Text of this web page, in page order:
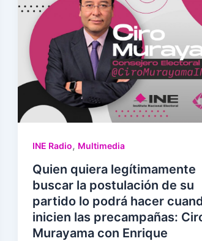
INE Radio, Multimedia
Quien quiera legítimamente
buscar la postulación de su
partido lo podrá hacer
inicien las precampañas:
Murayama con Enrique